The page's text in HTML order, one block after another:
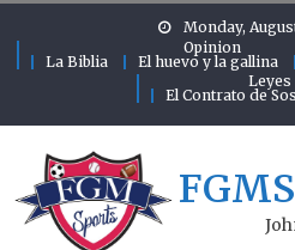
Monday,
Opinion
La Biblia
El huevo y la gallina
Leyes
El Contrato de